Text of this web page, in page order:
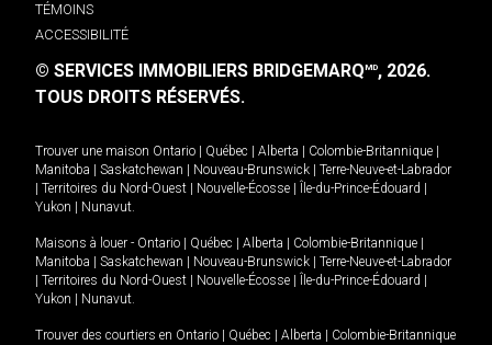
TÉMOINS
ACCESSIBILITÉ
© SERVICES IMMOBILIERS BRIDGEMARQMD, 2026.
TOUS DROITS RÉSERVÉS.
Trouver une maison Ontario Québec Alberta Colombie-Britannique
Manitoba
Saskatchewan Nouveau-Brunswick
Terre-Neuve-et-Labrador
Territoires du Nord-Ouest Nouvelle-Écosse Île-du-Prince-Édouard
Yukon
Nunavut.
Maisons à louer - Ontario Québec Alberta Colombie-Britannique
Manitoba
Saskatchewan Nouveau-Brunswick
Terre-Neuve-et-Labrador
Territoires du Nord-Ouest Nouvelle-Écosse Île-du-Prince-Édouard
Yukon
Nunavut.
Trouver des courtiers en Ontario Québec Alberta
Colombie-Britannique